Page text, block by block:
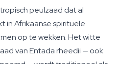
peulzaad dat al
in Afrikaanse spirituele
op te wekken. Het witte
vanEntada rheedii — ook